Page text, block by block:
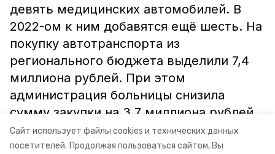
Сайт использует файлы cookies и технических данных
посетителей. Продолжая пользоваться сайтом, Вы
девять медицинских автомобилей. В
2022-ом к ним добавятся ещё шесть. На
покупку автотранспорта из
регионального бюджета выделили 7,4
миллиона рублей. При этом
администрация больницы снизила
сумму закупки на 3,7 миллиона рублей.
ставропольский край георгиевск